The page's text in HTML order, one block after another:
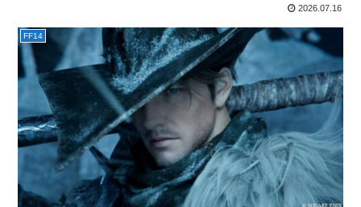
2026.07.16
FF14